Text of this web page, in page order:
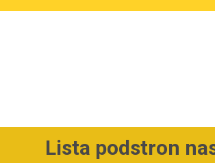
Lista podstron